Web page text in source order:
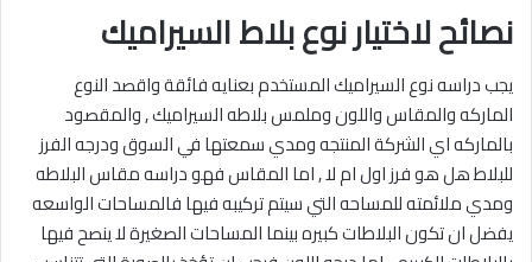
نصائح لاختيار نوع بلاط السيراميك
يجب دراسه نوع السيراميك المستخدم بعنايه فائقة واقصد النوع
الماركه والمقاس واللون وملمس بلاطه السيراميك , والمقصود
بالماركه اي الشركة المنتجه ومدي سمعتها في السوق ودرجه الفرز
للبلاط هل هو فرز اول ام لا , اما المقاس فهو دراسه مقاس البلاطه
ومدي ملائمته للمساحه التي سيتم تركيبه فيها فالمساحات الواسعه
يفضل ان تكون البلاطات كبيره بينما المساحات الصغيرة لا ينصح فيها